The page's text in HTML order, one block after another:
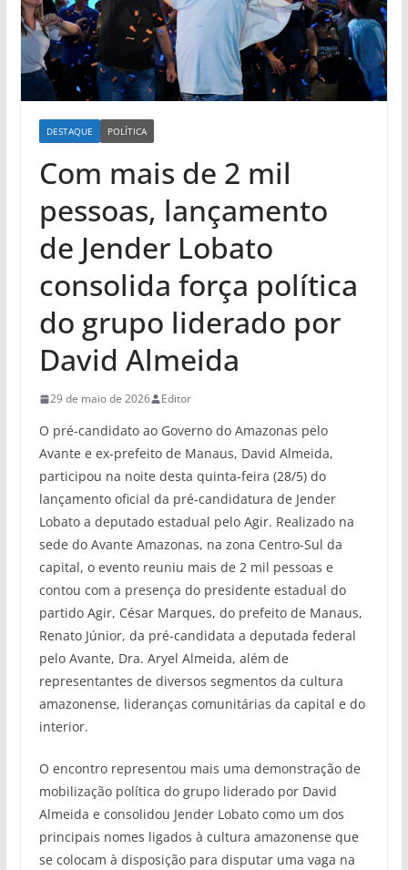
DESTAQUE POLÍTICA
Com mais de 2 mil
pessoas, lançamento
de Jender Lobato
consolida força política
do grupo liderado por
David Almeida
29 de maio de 2026 Editor
O pré-candidato ao Governo do Amazonas pelo
Avante e ex-prefeito de Manaus, David Almeida,
participou na noite desta quinta-feira (28/5) do
lançamento oficial da pré-candidatura de Jender
Lobato a deputado estadual pelo Agir. Realizado na
sede do Avante Amazonas, na zona Centro-Sul da
capital, o evento reuniu mais de 2 mil pessoas e
contou com a presença do presidente estadual do
partido Agir, César Marques, do prefeito de Manaus,
Renato Júnior, da pré-candidata a deputada federal
pelo Avante, Dra. Aryel Almeida, além de
representantes de diversos segmentos da cultura
amazonense, lideranças comunitárias da capital e do
interior.
O encontro representou mais uma demonstração de
mobilização política do grupo liderado por David
Almeida e consolidou Jender Lobato como um dos
principais nomes ligados à cultura amazonense que
se colocam à disposição para disputar uma vaga na